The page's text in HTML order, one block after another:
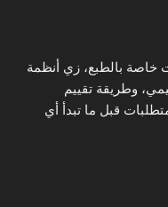
خاصة بالطبع، زي أنظمة
وطريقة تقييم
قبل ما تبدأ أي